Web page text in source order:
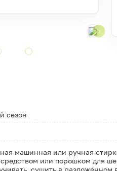
сезон
машинная или ручная
или порошком для